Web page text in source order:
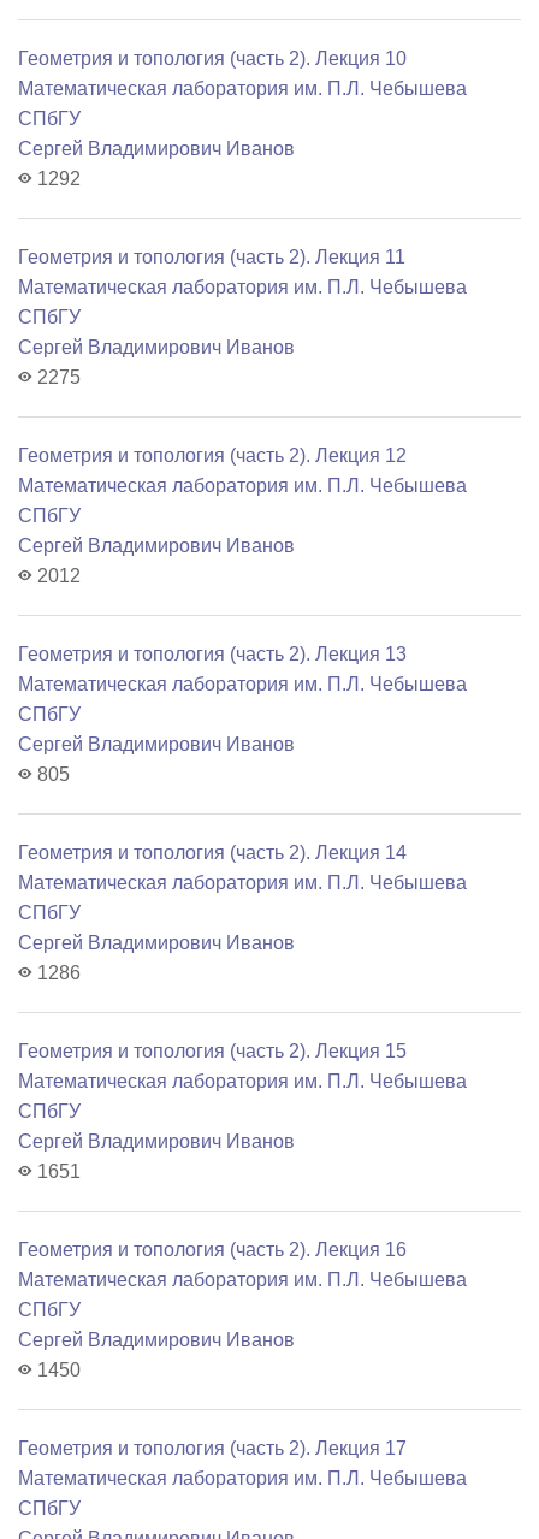
Геометрия и топология (часть 2). Лекция 10
Математичеcкая лаборатория им. П.Л. Чебышева
СПбГУ
Сергей Владимирович Иванов
1292
Геометрия и топология (часть 2). Лекция 11
Математичеcкая лаборатория им. П.Л. Чебышева
СПбГУ
Сергей Владимирович Иванов
2275
Геометрия и топология (часть 2). Лекция 12
Математичеcкая лаборатория им. П.Л. Чебышева
СПбГУ
Сергей Владимирович Иванов
2012
Геометрия и топология (часть 2). Лекция 13
Математичеcкая лаборатория им. П.Л. Чебышева
СПбГУ
Сергей Владимирович Иванов
805
Геометрия и топология (часть 2). Лекция 14
Математичеcкая лаборатория им. П.Л. Чебышева
СПбГУ
Сергей Владимирович Иванов
1286
Геометрия и топология (часть 2). Лекция 15
Математичеcкая лаборатория им. П.Л. Чебышева
СПбГУ
Сергей Владимирович Иванов
1651
Геометрия и топология (часть 2). Лекция 16
Математичеcкая лаборатория им. П.Л. Чебышева
СПбГУ
Сергей Владимирович Иванов
1450
Геометрия и топология (часть 2). Лекция 17
Математичеcкая лаборатория им. П.Л. Чебышева
СПбГУ